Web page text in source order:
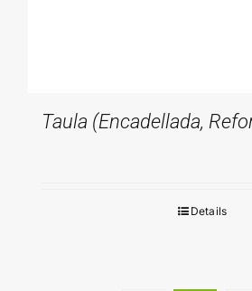
Taula (encadellada,
Details